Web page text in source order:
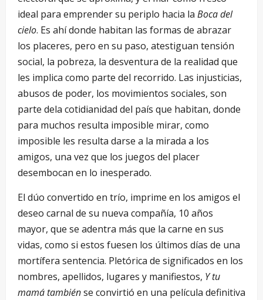
ideal para emprender su periplo hacia la Boca del
cielo. Es ahí donde habitan las formas de abrazar
los placeres, pero en su paso, atestiguan tensión
social, la pobreza, la desventura de la realidad que
les implica como parte del recorrido. Las injusticias,
abusos de poder, los movimientos sociales, son
parte dela cotidianidad del país que habitan, donde
para muchos resulta imposible mirar, como
imposible les resulta darse a la mirada a los
amigos, una vez que los juegos del placer
desembocan en lo inesperado.
El dúo convertido en trío, imprime en los amigos el
deseo carnal de su nueva compañía, 10 años
mayor, que se adentra más que la carne en sus
vidas, como si estos fuesen los últimos días de una
mortífera sentencia. Pletórica de significados en los
nombres, apellidos, lugares y manifiestos, Y tu
mamá tambiénse convirtió en una película definitiva